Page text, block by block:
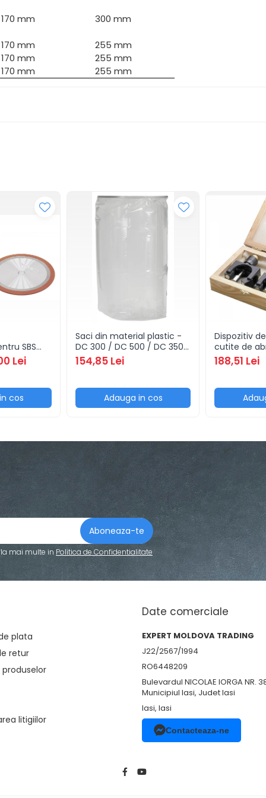
170 mm 300 mm
170 mm
255 mm
170 mm
255 mm
170 mm 255 mm
SBS
prindere
Lei
cos
Saci din material plastic -
DC 300 / DC 500 / DC 350
CF / DC 550 CF / DC 600 /
700 (10 buc)
154,85 Lei
Adauga in cos
Dispozitiv
cutite de
188,51 Lei
mai multe in Politica de Confidentialitate
plata
retur
litigiilor
Date comerciale
EXPERT MOLDOVA TRADING
J22/2567/1994
RO6448209
Bulevardul NICOLAE IORGA NR.
Municipiul Iasi, Judet Iasi
Iasi, Iasi
Contacteaza-ne